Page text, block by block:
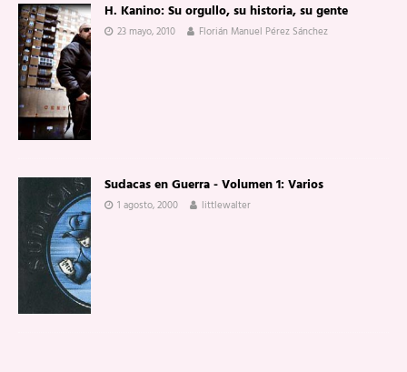
H. Kanino: Su orgullo, su historia, su gente
23 mayo, 2010 Florián Manuel Pérez Sánchez
Sudacas en Guerra - Volumen 1: Varios
1 agosto, 2000 littlewalter